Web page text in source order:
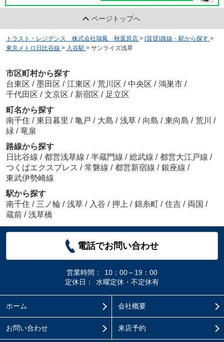
ページトップへ
トラスト・レジデンス 株式会社瑞鳳 秋葉原店 > (賃貸)路線・駅から探す >
東京メトロ日比谷線 > 入谷駅 > サンライズ浅草
市区町村から探す
台東区 / 墨田区 / 江東区 / 荒川区 / 中央区 / 鴻巣市 /
千代田区 / 文京区 / 新宿区 / 足立区
町名から探す
南千住 / 東日暮里 / 亀戸 / 大島 / 浅草 / 向島 / 東向島 / 荒川 /
緑 / 竜泉
路線から探す
日比谷線 / 都営浅草線 / 半蔵門線 / 総武線 / 都営大江戸線 /
つくばエクスプレス / 常磐線 / 都営新宿線 / 銀座線 /
東武伊勢崎線
駅から探す
南千住 / 三ノ輪 / 浅草 / 入谷 / 押上 / 錦糸町 / 住吉 / 両国 /
蔵前 / 浅草橋
電話でお問い合わせ
営業時間：
10：00～19：00
定休日：
水曜定休・不定休有
ホーム 会社概要
お問い合わせ 来店予約